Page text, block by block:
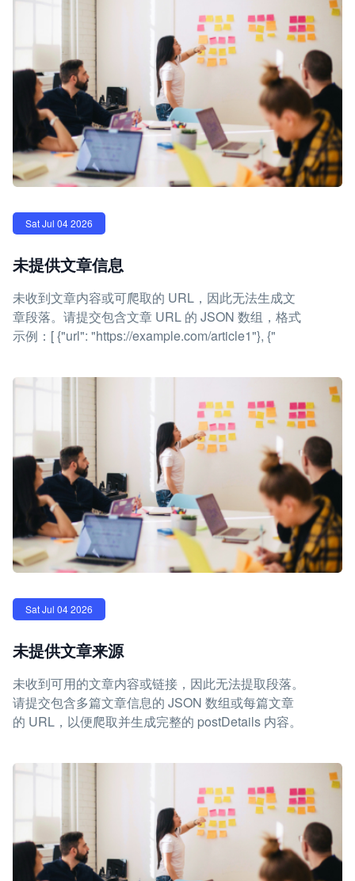
Sat Jul 04 2026
未提供文章信息
未收到文章内容或可爬取的 URL，因此无法生成文
章段落。请提交包含文章 URL 的 JSON 数组，格式
示例：[ {"url": "https://example.com/article1"}, {"
Sat Jul 04 2026
未提供文章来源
未收到可用的文章内容或链接，因此无法提取段落。
请提交包含多篇文章信息的 JSON 数组或每篇文章
的 URL，以便爬取并生成完整的 postDetails 内容。